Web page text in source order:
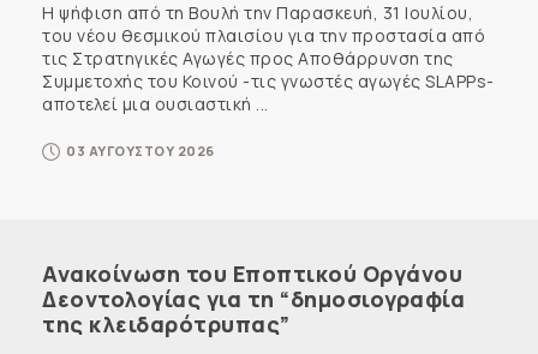
Η ψήφιση από τη Βουλή την Παρασκευή, 31 Ιουλίου,
του νέου θεσμικού πλαισίου για την προστασία από
τις Στρατηγικές Αγωγές προς Αποθάρρυνση της
Συμμετοχής του Κοινού -τις γνωστές αγωγές SLAPPs-
αποτελεί μια ουσιαστική ...
03 ΑΥΓΟΥΣΤΟΥ 2026
Ανακοίνωση του Εποπτικού Οργάνου
Δεοντολογίας για τη “δημοσιογραφία
της κλειδαρότρυπας”